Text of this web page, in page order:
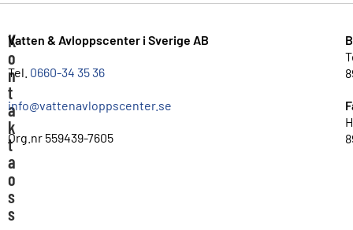
K
o
n
t
a
k
t
a
o
s
s
Vatten & Avloppscenter i Sverige AB
Tel. 0660-34 35 36
info@vattenavloppscenter.se
Org.nr 559439-7605